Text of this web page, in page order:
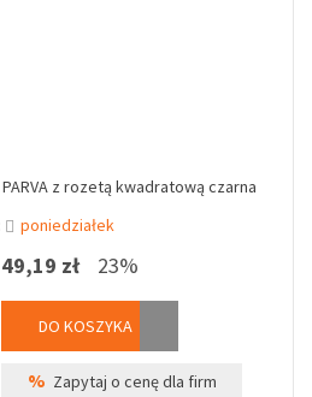
z rozetą kwadratową czarna
poniedziałek
49,19 zł 23%
DO KOSZYKA
% Zapytaj o cenę dla firm